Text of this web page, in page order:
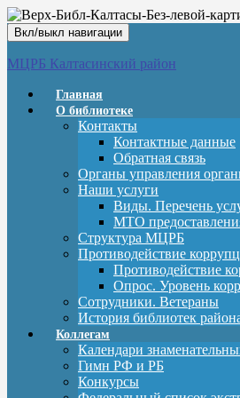
Вкл/выкл навигации
МЦРБ Калтасинский район
Главная
О библиотеке
Контакты
Контактные данные
Обратная связь
Органы управления
Наши услуги
Виды. Перечень
МТО
Структура МЦРБ
Противодействие
Противодействие
Опрос. Уровень
Сотрудники. Ветераны
История библиотек
Коллегам
Календари
Гимн РФ и РБ
Конкурсы